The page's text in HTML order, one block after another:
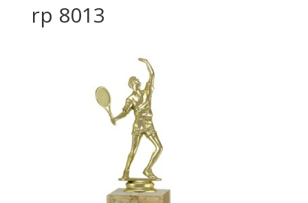
rp 8013